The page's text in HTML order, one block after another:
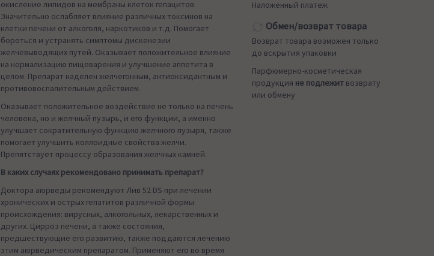
окисление липидов на мембраны клеток гепацитов.
Значительно ослабляет влияние различных токсинов на
клетки печени от алкоголя, наркотиков и т.д. Помогает
бороться и устранять симптомы дискенезии
желчевыводящих путей. Оказывает положительное влияние
на нормализацию пищеварения и улучшение аппетита в
целом. Препарат наделен желчегонным, антиоксидантным и
противовоспалительным действием.
Оказывает положительное воздействие не только на печень
человека, но и желчный пузырь, и его функции, а именно
улучшает сократительную функцию желчного пузыря, также
помогает улучшить коллоидные свойства желчи.
Препятствует процессу образования желчных камней.
В каких случаях рекомендовано принимать препарат?
Доктора аюрведы рекомендуют Лив 52 DS при лечении
хронических и острых гепатитов различной формы
происхождения: вирусных, алкогольных, лекарственных и
других. Цирроз печени, а также состояния,
предшествующие его развитию, также поддаются лечению
этим аюрведическим препаратом. Применяют его во время
Наложенный платеж
Обмен/возврат товара
Возврат товара возможен только
до вскрытия упаковки
Парфюмерно-косметическая
продукция не подлежит возврату
или обмену